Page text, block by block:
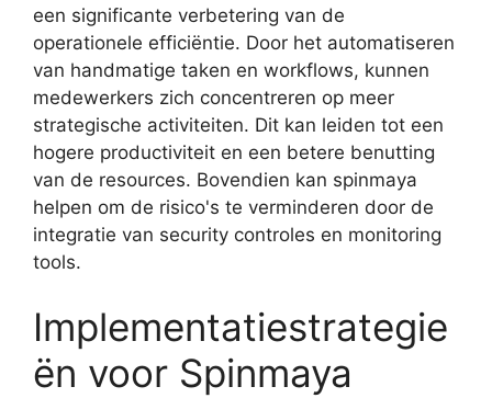
een significante verbetering van de
operationele efficiëntie. Door het automatiseren
van handmatige taken en workflows, kunnen
medewerkers zich concentreren op meer
strategische activiteiten. Dit kan leiden tot een
hogere productiviteit en een betere benutting
van de resources. Bovendien kan spinmaya
helpen om de risico's te verminderen door de
integratie van security controles en monitoring
tools.
Implementatiestrategie
ën voor Spinmaya